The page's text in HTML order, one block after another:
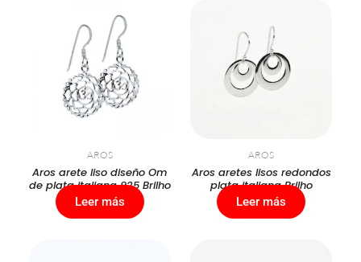
AROS
Aros arete liso diseño Om
de plata italiana 925 Brilho
Leer más
AROS
Aros aretes lisos redondos
plata italiana Brilho
Leer más